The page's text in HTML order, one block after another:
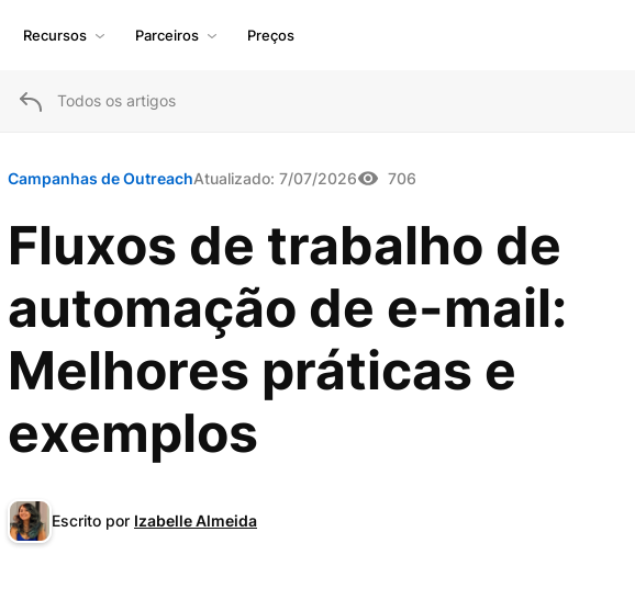
Recursos Parceiros Preços
Todos os artigos
Campanhas de OutreachAtualizado: 7/07/2026 706
Fluxos de trabalho de
automação de e-mail:
Melhores práticas e
exemplos
Escrito por Izabelle Almeida